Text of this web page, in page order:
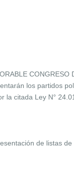
los partidos
la citada Ley N°
de listas